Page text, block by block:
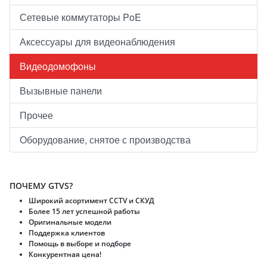
Сетевые коммутаторы PoE
Аксессуары для видеонаблюдения
Видеодомофоны
Вызывные панели
Прочее
Оборудование, снятое с производства
ПОЧЕМУ GTVS?
Широкий асортимент CCTV и CКУД
Более 15 лет успешной работы
Оригинальные модели
Поддержка клиентов
Помощь в выборе и подборе
Конкурентная цена!